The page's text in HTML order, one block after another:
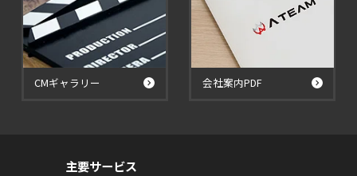
CMギャラリー 会社案内PDF
主要サービス